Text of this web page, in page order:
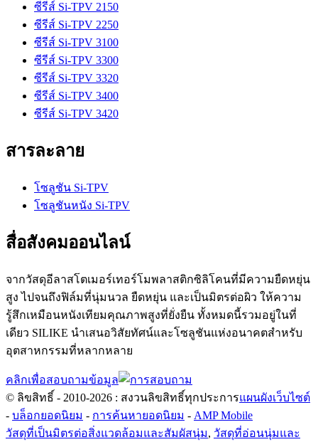
ซีรีส์ Si-TPV 2150
ซีรีส์ Si-TPV 2250
ซีรีส์ Si-TPV 3100
ซีรีส์ Si-TPV 3300
ซีรีส์ Si-TPV 3320
ซีรีส์ Si-TPV 3400
ซีรีส์ Si-TPV 3420
สารละลาย
โซลูชัน Si-TPV
โซลูชันหนัง Si-TPV
สื่อสังคมออนไลน์
จากวัสดุอีลาสโตเมอร์เทอร์โมพลาสติกซิลิโคนที่มีความยืดหยุ่น
สูง ไปจนถึงฟิล์มที่นุ่มนวล ยืดหยุ่น และเป็นมิตรต่อผิว ให้ความ
รู้สึกเหมือนหนังเทียมคุณภาพสูงที่ยั่งยืน ทั้งหมดนี้รวมอยู่ในที่
เดียว SILIKE นำเสนอวิสัยทัศน์และโซลูชันแห่งอนาคตสำหรับ
อุตสาหกรรมที่หลากหลาย
คลิกเพื่อสอบถามข้อมูล
© ลิขสิทธิ์ - 2010-2026 : สงวนลิขสิทธิ์ทุกประการแผนผังเว็บไซต์
- บล็อกยอดนิยม - การค้นหายอดนิยม - AMP Mobile
วัสดุที่เป็นมิตรต่อสิ่งแวดล้อมและสัมผัสนุ่ม, วัสดุที่อ่อนนุ่มและ